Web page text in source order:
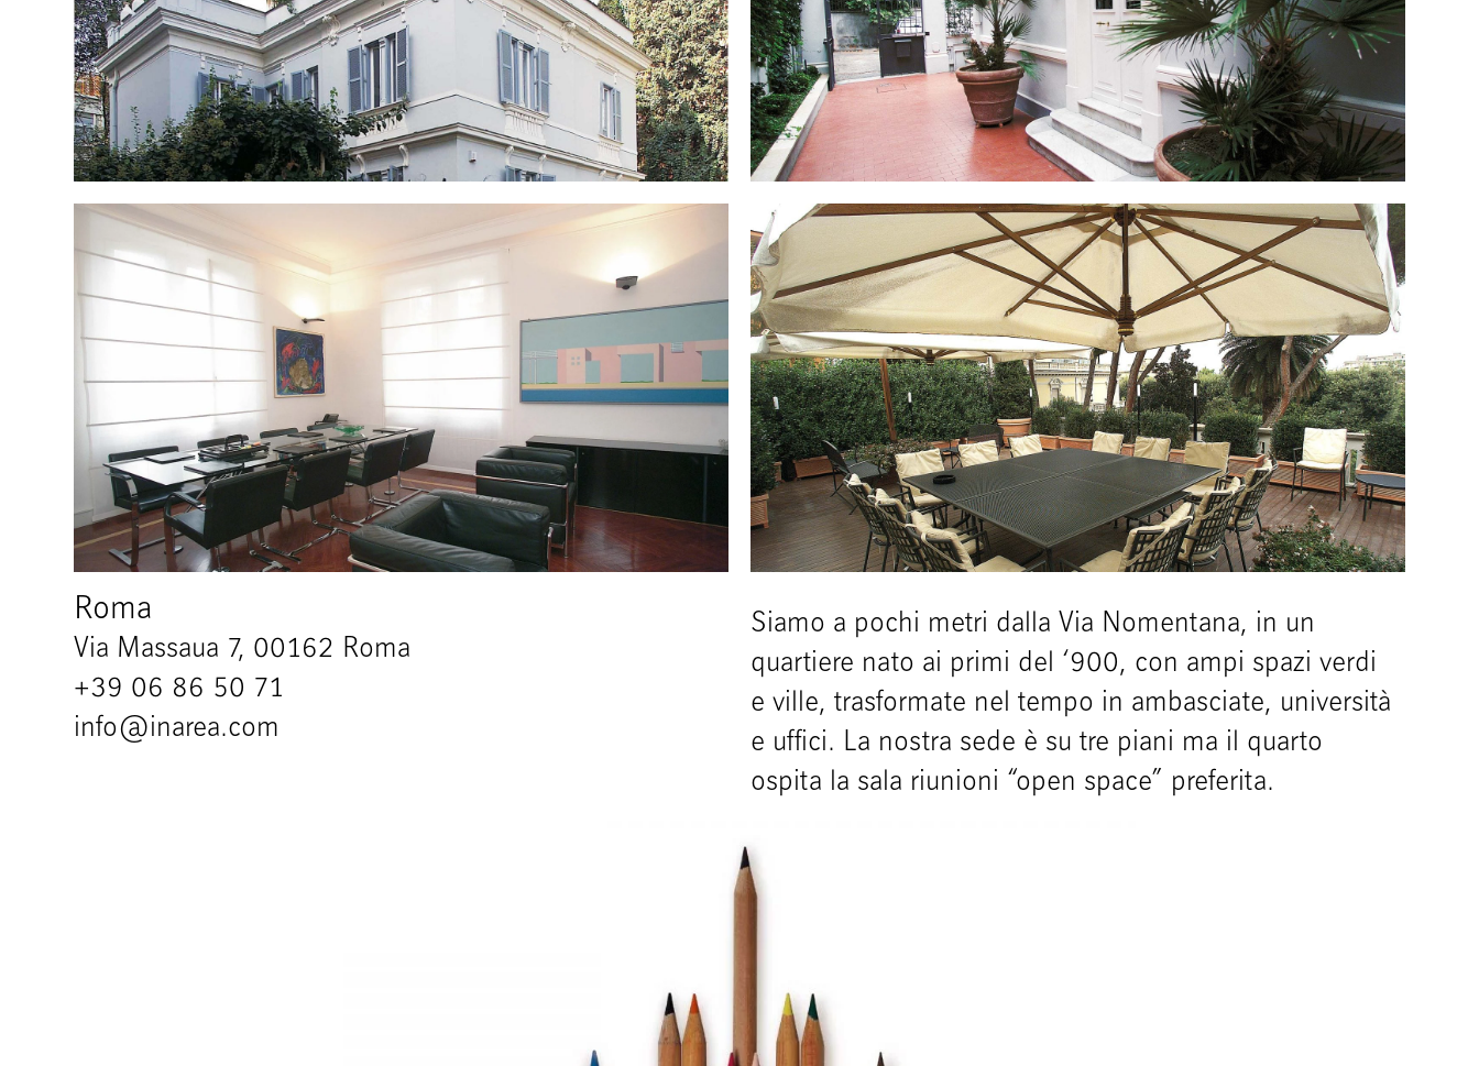
Roma
Via Massaua 7, 00162 Roma
+39 06 86 50 71
info@inarea.com
Siamo a pochi metri dalla Via Nomentana, in un
quartiere nato ai primi del ‘900, con ampi spazi verdi
e ville, trasformate nel tempo in ambasciate, università
e uffici. La nostra sede è su tre piani ma il quarto
ospita la sala riunioni “open space” preferita.